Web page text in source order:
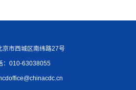
京市西城区南纬路27号
：010-63038055